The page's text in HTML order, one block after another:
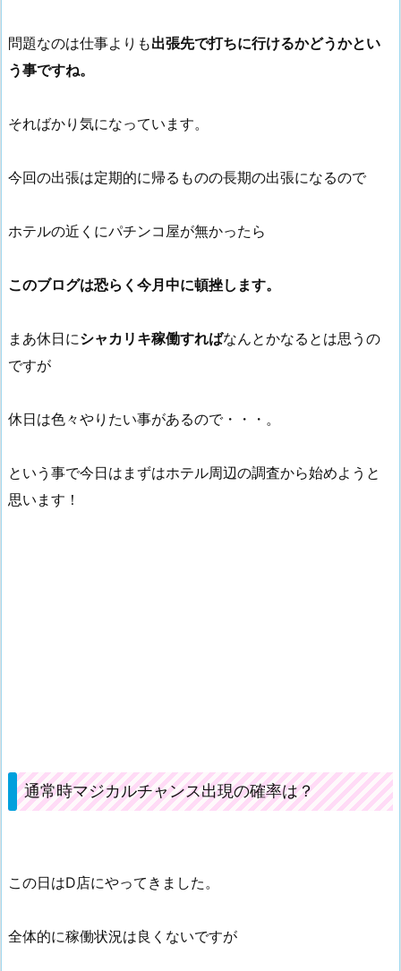
問題なのは仕事よりも出張先で打ちに行けるかどうかとい
う事ですね。
そればかり気になっています。
今回の出張は定期的に帰るものの長期の出張になるので
ホテルの近くにパチンコ屋が無かったら
このブログは恐らく今月中に頓挫します。
まあ休日にシャカリキ稼働すればなんとかなるとは思うの
ですが
休日は色々やりたい事があるので・・・。
という事で今日はまずはホテル周辺の調査から始めようと
思います！
通常時マジカルチャンス出現の確率は？
この日はD店にやってきました。
全体的に稼働状況は良くないですが